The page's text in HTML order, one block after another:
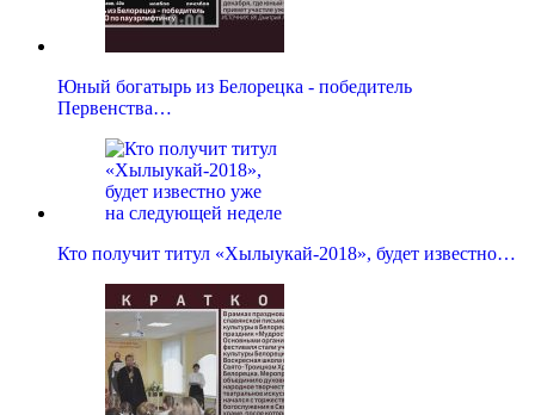
Юный богатырь из Белорецка - победитель
Первенства…
Кто получит титул «Хылыукай-2018», будет известно…